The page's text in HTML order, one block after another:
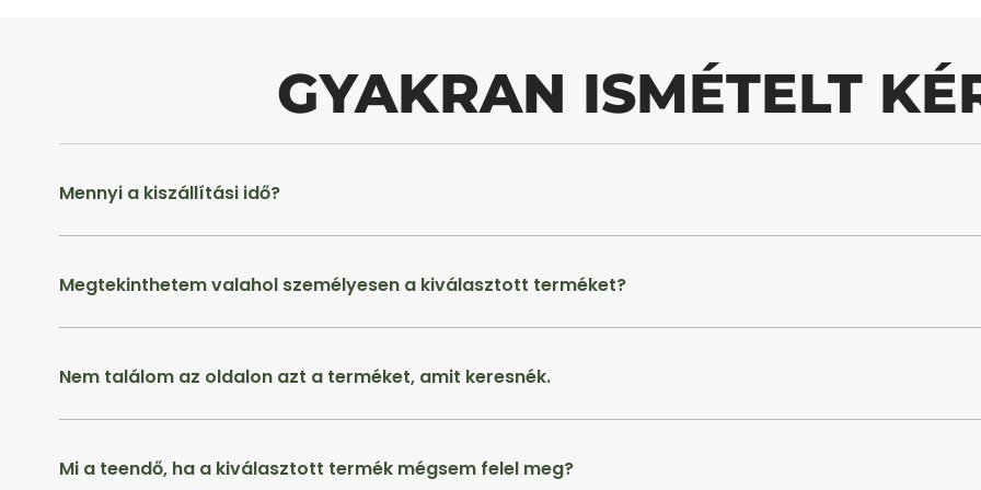
GYAKRAN ISMÉTELT
Mennyi a kiszállítási idő?
Megtekinthetem valahol személyesen a kiválasztott terméket?
Nem találom az oldalon azt a terméket, amit keresnék.
Mi a teendő, ha a kiválasztott termék mégsem felel meg?